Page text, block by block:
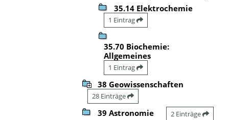
35.14 Elektrochemie
1 Eintrag
35.70 Biochemie:
Allgemeines
1 Eintrag
38 Geowissenschaften
28 Einträge
39 Astronomie 2 Einträge